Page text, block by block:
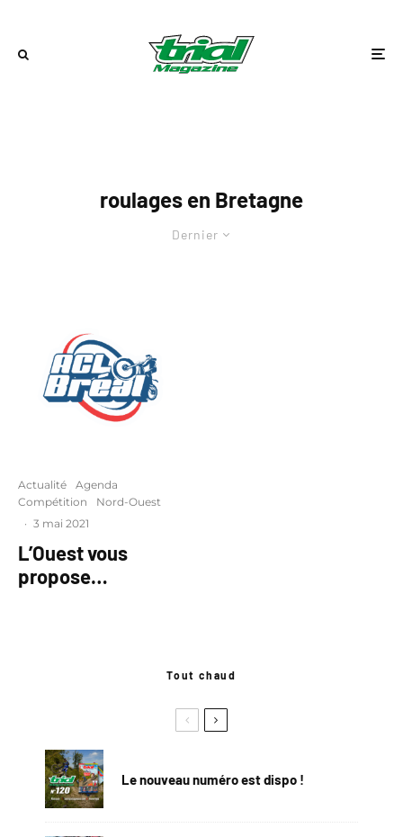
roulages en Bretagne
Dernier
Actualité
Agenda
Compétition
Nord-Ouest
· 3 mai 2021
L’Ouest vous
propose…
Tout chaud
Le nouveau numéro est dispo !